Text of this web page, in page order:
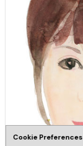
Cookie Preferences